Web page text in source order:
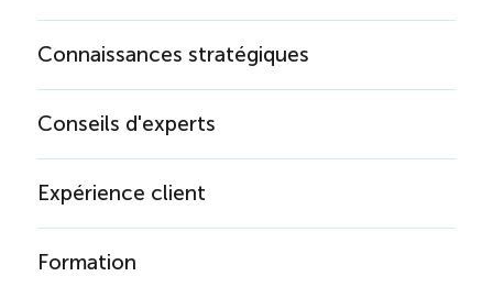
Connaissances stratégiques
Conseils d'experts
Expérience client
Formation